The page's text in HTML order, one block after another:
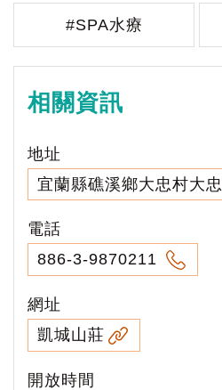
#SPA水療
相關資訊
地址
宜蘭縣礁溪鄉大忠村大
電話
886-3-9870211
網址
凱城山莊
開放時間